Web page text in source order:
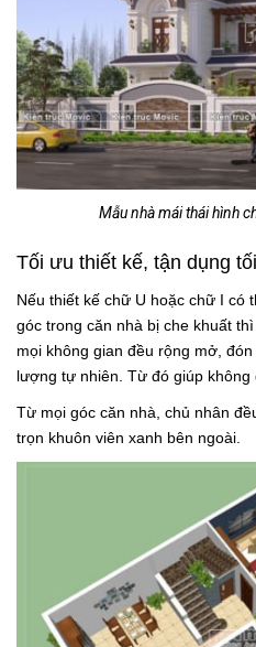
Mẫu nhà mái thái hình chữ l
Tối ưu thiết kế, tận dụng
Nếu thiết kế chữ U hoặc chữ I có
góc trong căn nhà bị che khuất
mọi không gian đều rộng mở,
lượng tự nhiên. Từ đó giúp không
Từ mọi góc căn nhà, chủ nhân
trọn khuôn viên xanh bên ngoài.